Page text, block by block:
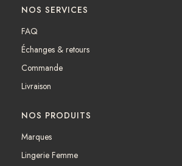
e
b
o
k
t
r
a
NOS SERVICES
FAQ
Échanges & retours
Commande
Livraison
NOS PRODUITS
Marques
Lingerie Femme